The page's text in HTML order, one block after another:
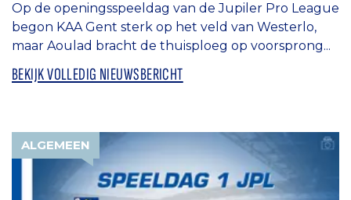
Op de openingsspeeldag van de Jupiler Pro League
begon KAA Gent sterk op het veld van Westerlo,
maar Aoulad bracht de thuisploeg op voorsprong...
BEKIJK VOLLEDIG NIEUWSBERICHT
ALGEMEEN